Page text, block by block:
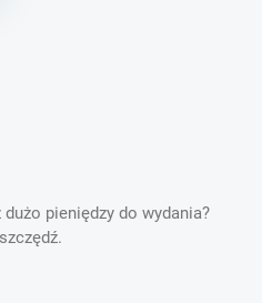
pieniędzy do wydania?